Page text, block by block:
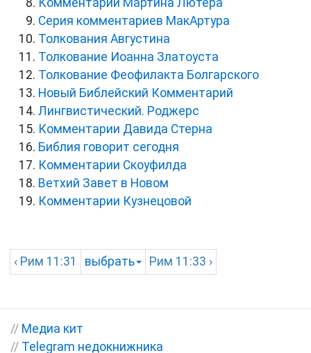
Комментарии Мартина Лютера
Серия комментариев МакАртура
Толкования Августина
Толкование Иоанна Златоуста
Толкование Феофилакта Болгарского
Новый Библейский Комментарий
Лингвистический. Роджерс
Комментарии Давида Стерна
Библия говорит сегодня
Комментарии Скоуфилда
Ветхий Завет в Новом
Комментарии Кузнецовой
‹ Рим 11:31 выбрать Рим 11:33 ›
// Медиа кит
// Telegram недокнижника